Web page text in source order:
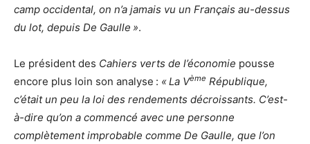
camp occidental, on n’a jamais vu un Français au-dessus
du lot, depuis De Gaulle ».
Le président des Cahiers verts de l’économie pousse
encore plus loin son analyse : « La Vème République,
c’était un peu la loi des rendements décroissants. C’est-
à-dire qu’on a commencé avec une personne
complètement improbable comme De Gaulle, que l’on